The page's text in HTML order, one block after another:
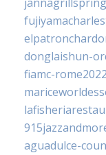
donglaishun-
fiamc-
aguadulce-